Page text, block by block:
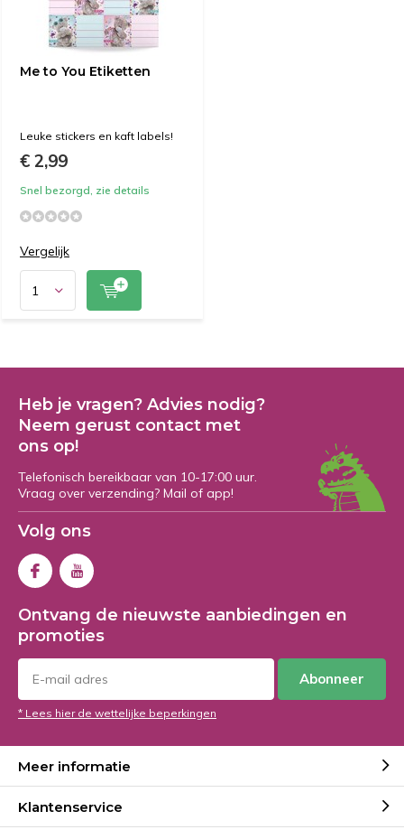
Me to You Etiketten
Leuke stickers en kaft labels!
€ 2,99
Snel bezorgd, zie details
Vergelijk
Heb je vragen? Advies nodig?
Neem gerust contact met
ons op!
Telefonisch bereikbaar van 10-17:00 uur.
Vraag over verzending? Mail of app!
Volg ons
Ontvang de nieuwste aanbiedingen en
promoties
Abonneer
* Lees hier de wettelijke beperkingen
Meer informatie
Klantenservice